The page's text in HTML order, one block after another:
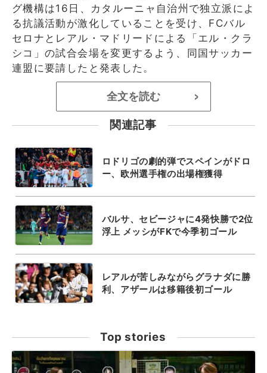
グ機構は16日、カタルーニャ自治州で独立派によ
る抗議活動が激化していることを受け、FCバル
セロナとレアル・マドリードによる「エル・クラ
シコ」の試合会場を変更するよう、同国サッカー
連盟に要請したと発表した。
全文を読む >
関連記事
ロドリゴの劇的弾でスペインがドロ
ー、欧州選手権の出場権獲得
バルサ、セビージャに4発快勝で2位
浮上 メッシがFKで今季初ゴール
レアルが苦しみながらグラナダに勝
利、アザールは移籍後初ゴール
Top stories